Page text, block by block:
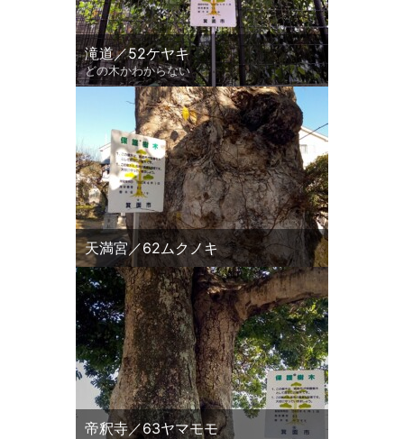
滝道／52ケヤキ
どの木かわからない
天満宮／62ムクノキ
帝釈寺／63ヤマモモ